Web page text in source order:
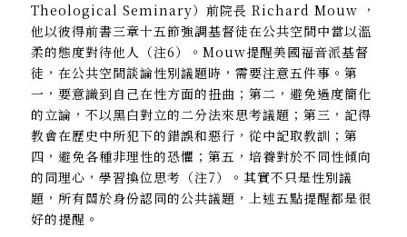
Theological Seminary）前院長 Richard Mouw ，
他以彼得前書三章十五節強調基督徒在公共空間中當以溫
柔的態度對待他人（注6）。Mouw提醒美國福音派基督
徒，在公共空間談論性別議題時，需要注意五件事。第
一，要意識到自己在性方面的扭曲；第二，避免過度簡化
的立論，不以黑白對立的二分法來思考議題；第三，記得
教會在歷史中所犯下的錯誤和惡行，從中記取教訓；第
四，避免各種非理性的恐懼；第五，培養對於不同性傾向
的同理心，學習換位思考（注7）。其實不只是性別議
題，所有關於身份認同的公共議題，上述五點提醒都是很
好的提醒。